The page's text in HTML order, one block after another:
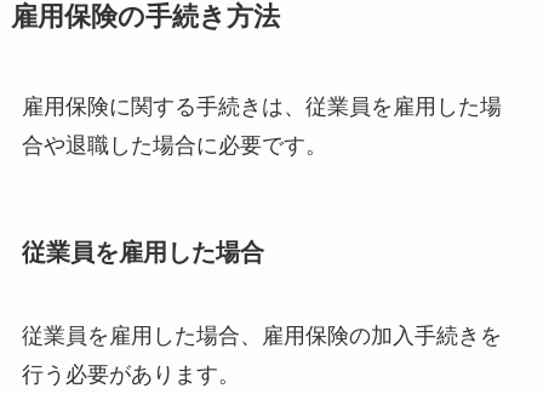
雇用保険の手続き方法
雇用保険に関する手続きは、従業員を雇用した場
合や退職した場合に必要です。
従業員を雇用した場合
従業員を雇用した場合、雇用保険の加入手続きを
行う必要があります。